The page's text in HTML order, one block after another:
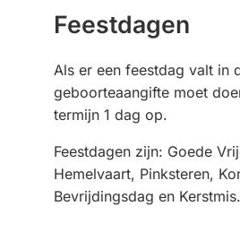
Feestdagen
Als er een feestdag valt in
geboorteaangifte moet
termijn 1 dag op.
Feestdagen zijn: Goede
Hemelvaart, Pinksteren,
Bevrijdingsdag en Kerstmis.